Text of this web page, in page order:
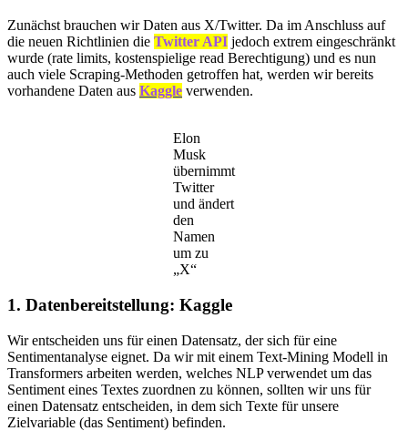
Zunächst brauchen wir Daten aus X/Twitter. Da im Anschluss auf
die neuen Richtlinien die Twitter API jedoch extrem eingeschränkt
wurde (rate limits, kostenspielige read Berechtigung) und es nun
auch viele Scraping-Methoden getroffen hat, werden wir bereits
vorhandene Daten aus Kaggle verwenden.
Elon
Musk
übernimmt
Twitter
und ändert
den
Namen
um zu
„X“
1. Datenbereitstellung: Kaggle
Wir entscheiden uns für einen Datensatz, der sich für eine
Sentimentanalyse eignet. Da wir mit einem Text-Mining Modell in
Transformers arbeiten werden, welches NLP verwendet um das
Sentiment eines Textes zuordnen zu können, sollten wir uns für
einen Datensatz entscheiden, in dem sich Texte für unsere
Zielvariable (das Sentiment) befinden.